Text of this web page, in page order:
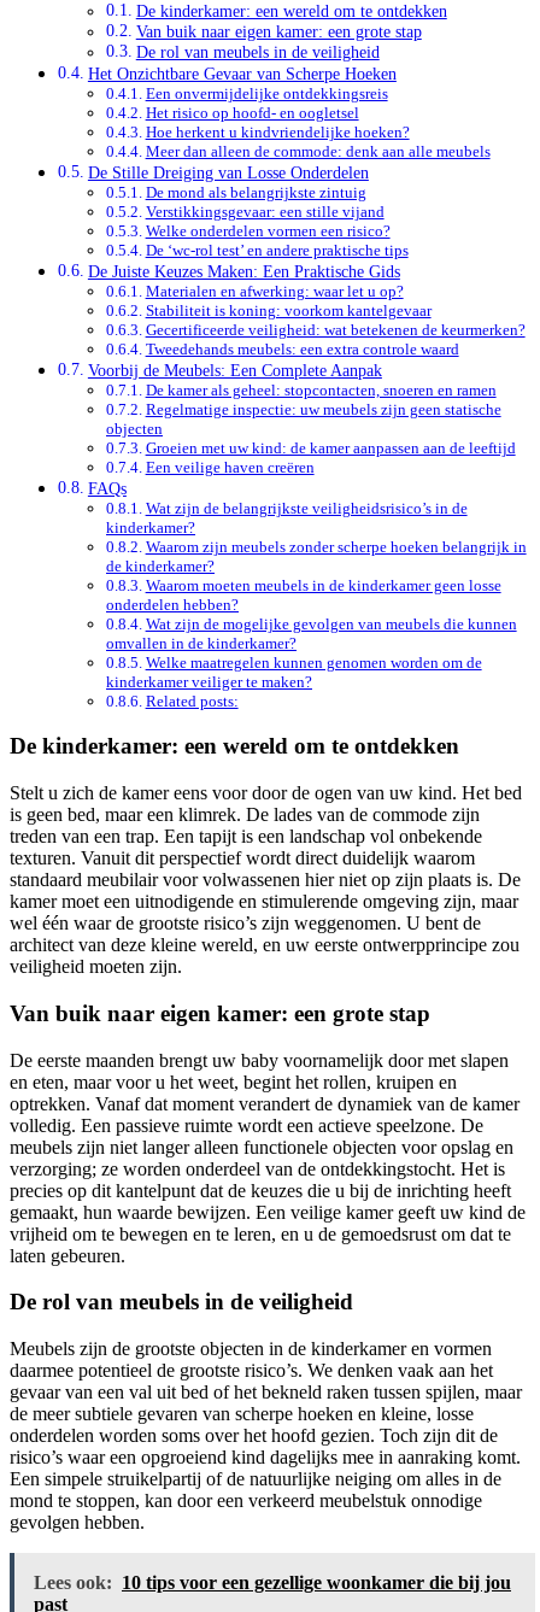
De kinderkamer: een wereld om te ontdekken
Van buik naar eigen kamer: een grote stap
De rol van meubels in de veiligheid
Het Onzichtbare Gevaar van Scherpe Hoeken
Een onvermijdelijke ontdekkingsreis
Het risico op hoofd- en oogletsel
Hoe herkent u kindvriendelijke hoeken?
Meer dan alleen de commode: denk aan alle meubels
De Stille Dreiging van Losse Onderdelen
De mond als belangrijkste zintuig
Verstikkingsgevaar: een stille vijand
Welke onderdelen vormen een risico?
De ‘wc-rol test’ en andere praktische tips
De Juiste Keuzes Maken: Een Praktische Gids
Materialen en afwerking: waar let u op?
Stabiliteit is koning: voorkom kantelgevaar
Gecertificeerde veiligheid: wat betekenen de keurmerken?
Tweedehands meubels: een extra controle waard
Voorbij de Meubels: Een Complete Aanpak
De kamer als geheel: stopcontacten, snoeren en ramen
Regelmatige inspectie: uw meubels zijn geen statische
objecten
Groeien met uw kind: de kamer aanpassen aan de leeftijd
Een veilige haven creëren
FAQs
Wat zijn de belangrijkste veiligheidsrisico’s in de
kinderkamer?
Waarom zijn meubels zonder scherpe hoeken belangrijk in
de kinderkamer?
Waarom moeten meubels in de kinderkamer geen losse
onderdelen hebben?
Wat zijn de mogelijke gevolgen van meubels die kunnen
omvallen in de kinderkamer?
Welke maatregelen kunnen genomen worden om de
kinderkamer veiliger te maken?
Related posts:
De kinderkamer: een wereld om te ontdekken
Stelt u zich de kamer eens voor door de ogen van uw kind. Het bed
is geen bed, maar een klimrek. De lades van de commode zijn
treden van een trap. Een tapijt is een landschap vol onbekende
texturen. Vanuit dit perspectief wordt direct duidelijk waarom
standaard meubilair voor volwassenen hier niet op zijn plaats is. De
kamer moet een uitnodigende en stimulerende omgeving zijn, maar
wel één waar de grootste risico’s zijn weggenomen. U bent de
architect van deze kleine wereld, en uw eerste ontwerpprincipe zou
veiligheid moeten zijn.
Van buik naar eigen kamer: een grote stap
De eerste maanden brengt uw baby voornamelijk door met slapen
en eten, maar voor u het weet, begint het rollen, kruipen en
optrekken. Vanaf dat moment verandert de dynamiek van de kamer
volledig. Een passieve ruimte wordt een actieve speelzone. De
meubels zijn niet langer alleen functionele objecten voor opslag en
verzorging; ze worden onderdeel van de ontdekkingstocht. Het is
precies op dit kantelpunt dat de keuzes die u bij de inrichting heeft
gemaakt, hun waarde bewijzen. Een veilige kamer geeft uw kind de
vrijheid om te bewegen en te leren, en u de gemoedsrust om dat te
laten gebeuren.
De rol van meubels in de veiligheid
Meubels zijn de grootste objecten in de kinderkamer en vormen
daarmee potentieel de grootste risico’s. We denken vaak aan het
gevaar van een val uit bed of het bekneld raken tussen spijlen, maar
de meer subtiele gevaren van scherpe hoeken en kleine, losse
onderdelen worden soms over het hoofd gezien. Toch zijn dit de
risico’s waar een opgroeiend kind dagelijks mee in aanraking komt.
Een simpele struikelpartij of de natuurlijke neiging om alles in de
mond te stoppen, kan door een verkeerd meubelstuk onnodige
gevolgen hebben.
Lees ook: 10 tips voor een gezellige woonkamer die bij jou
past